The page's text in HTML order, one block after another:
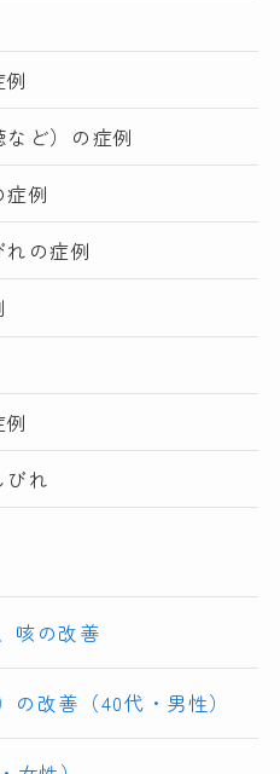
ど）の症例
例
の症例
れ
咳の改善
改善（40代・男性）